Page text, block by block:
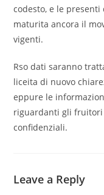
codesto, e le
maturita ancora il
vigenti.
Rso dati saranno
liceita di nuovo
eppure le
riguardanti gli
confidenziali.
Leave a Reply